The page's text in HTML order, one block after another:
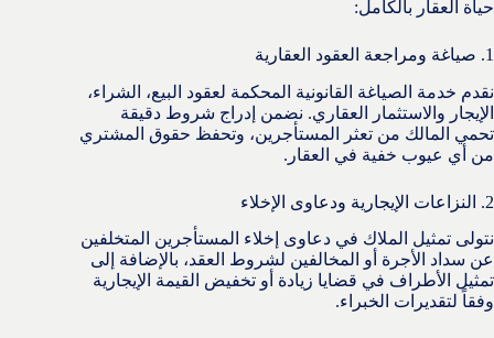
حياة العقار بالكامل:
1. صياغة ومراجعة العقود العقارية
نقدم خدمة الصياغة القانونية المحكمة لعقود البيع، الشراء،
الإيجار والاستثمار العقاري. نضمن إدراج شروط دقيقة
تحمي المالك من تعثر المستأجرين، وتحفظ حقوق المشتري
من أي عيوب خفية في العقار.
2. النزاعات الإيجارية ودعاوى الإخلاء
نتولى تمثيل الملاك في دعاوى إخلاء المستأجرين المتخلفين
عن سداد الأجرة أو المخالفين لشروط العقد، بالإضافة إلى
تمثيل الأطراف في قضايا زيادة أو تخفيض القيمة الإيجارية
وفقاً لتقديرات الخبراء.